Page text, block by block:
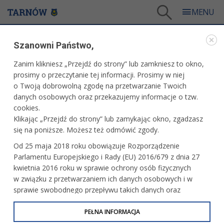
MASZKARON NA WAKACJACH
31.07.2024, 11:43
To druga odsłona wystawy miniaturowych maszkaronów.
Będzie można je oglądać w Multimedialnym Centrum
Artystycznym przy ul. Wałowej 25 już od niedzieli, 4
sierpnia.
Szanowni Państwo,
Zanim klikniesz „Przejdź do strony” lub zamkniesz to okno,
prosimy o przeczytanie tej informacji. Prosimy w niej
o Twoją dobrowolną zgodę na przetwarzanie Twoich
danych osobowych oraz przekazujemy informacje o tzw.
cookies.
Klikając „Przejdź do strony” lub zamykając okno, zgadzasz
się na poniższe. Możesz też odmówić zgody.
Od 25 maja 2018 roku obowiązuje Rozporządzenie
Parlamentu Europejskiego i Rady (EU) 2016/679 z dnia 27
kwietnia 2016 roku w sprawie ochrony osób fizycznych
w związku z przetwarzaniem ich danych osobowych i w
sprawie swobodnego przepływu takich danych oraz
uchylenia dyrektywy 95/46/WE (określane jako RODO, GDPR
lub Ogólne Rozporządzenie o Ochronie Danych
PEŁNA INFORMACJA